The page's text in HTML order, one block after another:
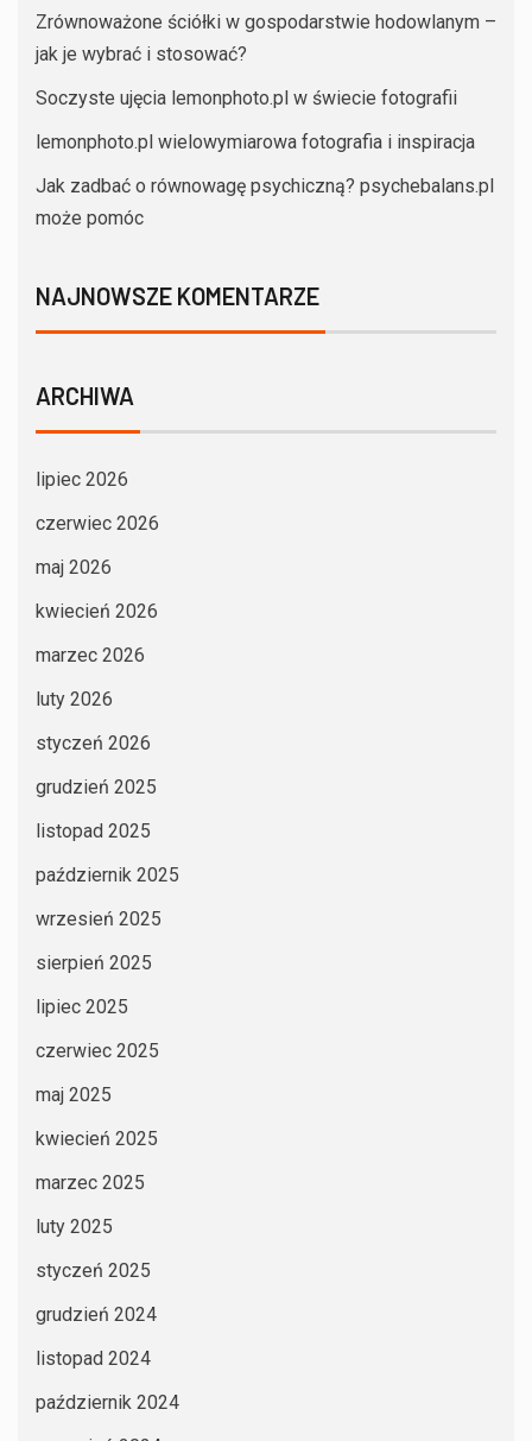
Zrównoważone ściółki w gospodarstwie hodowlanym –
jak je wybrać i stosować?
Soczyste ujęcia lemonphoto.pl w świecie fotografii
lemonphoto.pl wielowymiarowa fotografia i inspiracja
Jak zadbać o równowagę psychiczną? psychebalans.pl
może pomóc
NAJNOWSZE KOMENTARZE
ARCHIWA
lipiec 2026
czerwiec 2026
maj 2026
kwiecień 2026
marzec 2026
luty 2026
styczeń 2026
grudzień 2025
listopad 2025
październik 2025
wrzesień 2025
sierpień 2025
lipiec 2025
czerwiec 2025
maj 2025
kwiecień 2025
marzec 2025
luty 2025
styczeń 2025
grudzień 2024
listopad 2024
październik 2024